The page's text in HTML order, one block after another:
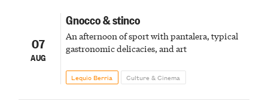
07
AUG
Gnocco & stinco
An afternoon of sport with pantalera, typical
gastronomic delicacies, and art
Lequio Berria Culture & Cinema